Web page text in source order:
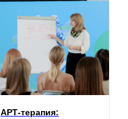
АРТ-терапия: